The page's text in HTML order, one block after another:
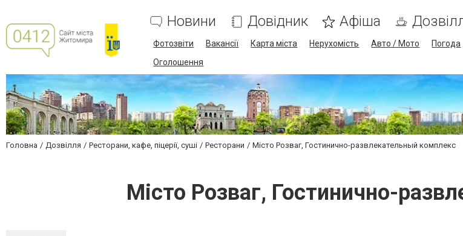
Новини Довідник Афіша
Фотозвіти Вакансії Карта міста Нерухомість Авто / Мото Погода
Оголошення
Головна Дозвілля Ресторани, кафе, піцерії, суші Ресторани Місто Розваг, Гостинично-развлекательный комплекс
Місто Розваг, Гостинично-